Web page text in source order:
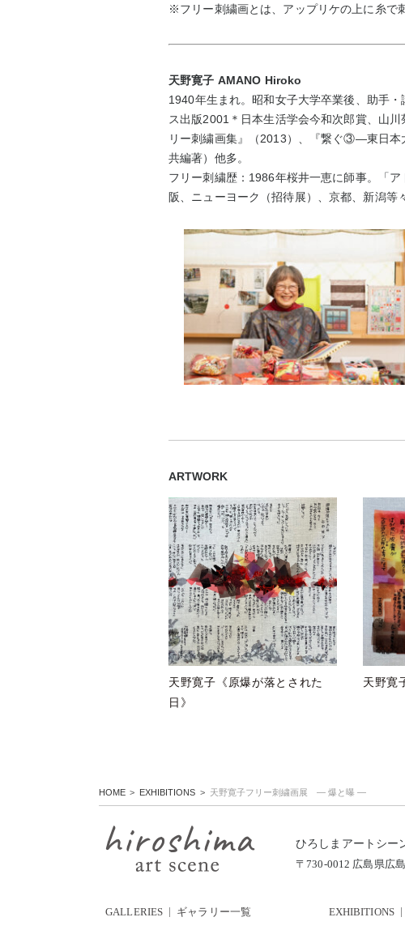
※フリー刺繍画とは、アップリケの上に糸で
天野寛子 AMANO Hiroko
1940年生まれ。昭和女子大学卒業後、助手
ス出版2001＊日本生活学会今和次郎賞、山
リー刺繍画集』（2013）、『繋ぐ③—東日
共編著）他多。
フリー刺繍歴：1986年桜井一恵に師事。「
阪、ニューヨーク（招待展）、京都、新潟等
ARTWORK
天野寛子《原爆が落とされた
日》
天野寛
HOME EXHIBITIONS 天野寛子フリー刺繍画展 — 爆と曝 —
ひろしまアートシー
〒730-0012 広島県広
GALLERIES ギャラリー一覧 EXHIBITIONS